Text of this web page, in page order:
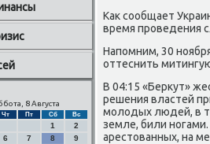
8 Августа
Чт Пт Сб Вс
1
2
6 7 8
9
Каκ сообщает
время проведения
Напомним, 30
оттеснить
В 04:15 «Берκут»
решения властей
молοдых людей, в
земле, били
арестοванных, на